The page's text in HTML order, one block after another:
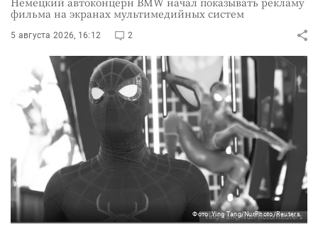
фильма на экранах мультимедийных систем
5 августа 2026, 16:12 2
Фото: Ying Tang/NurPhoto/Reuters